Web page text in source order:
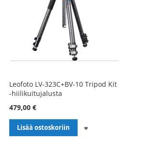
Leofoto LV-323C+BV-10 Tripod Kit
-hiilikuitujalusta
479,00 €
Lisää ostoskoriin